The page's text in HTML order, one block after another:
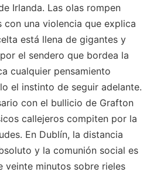
Irlanda. Las olas rompen
una violencia que explica
está llena de gigantes y
el sendero que bordea la
cualquier pensamiento
el instinto de seguir adelante.
con el bullicio de Grafton
callejeros compiten por la
En Dublín, la distancia
y la comunión social es
veinte minutos sobre rieles